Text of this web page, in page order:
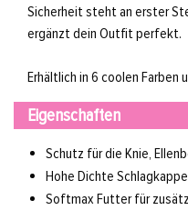
Sicherheit steht an erster
ergänzt dein Outfit perfekt.
Erhältlich in 6 coolen Farben
Eigenschaften
Schutz für die Knie,
Hohe Dichte
Softmax Futter für